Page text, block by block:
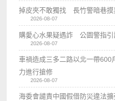
掉皮夾不敢獨找 長竹警暗巷摸
2026-08-07
購愛心水果疑遇詐 公園警指引
2026-08-07
車禍造成三多二路以北一帶600
力進行搶修
2026-08-07
海委會譴責中國假借防災違法